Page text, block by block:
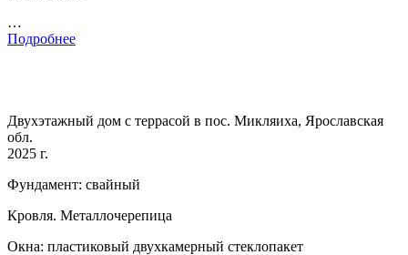
…
Подробнее
Двухэтажный дом с террасой в пос. Микляиха, Ярославская
обл.
2025 г.
Фундамент: свайный
Кровля. Металлочерепица
Окна: пластиковый двухкамерный стеклопакет